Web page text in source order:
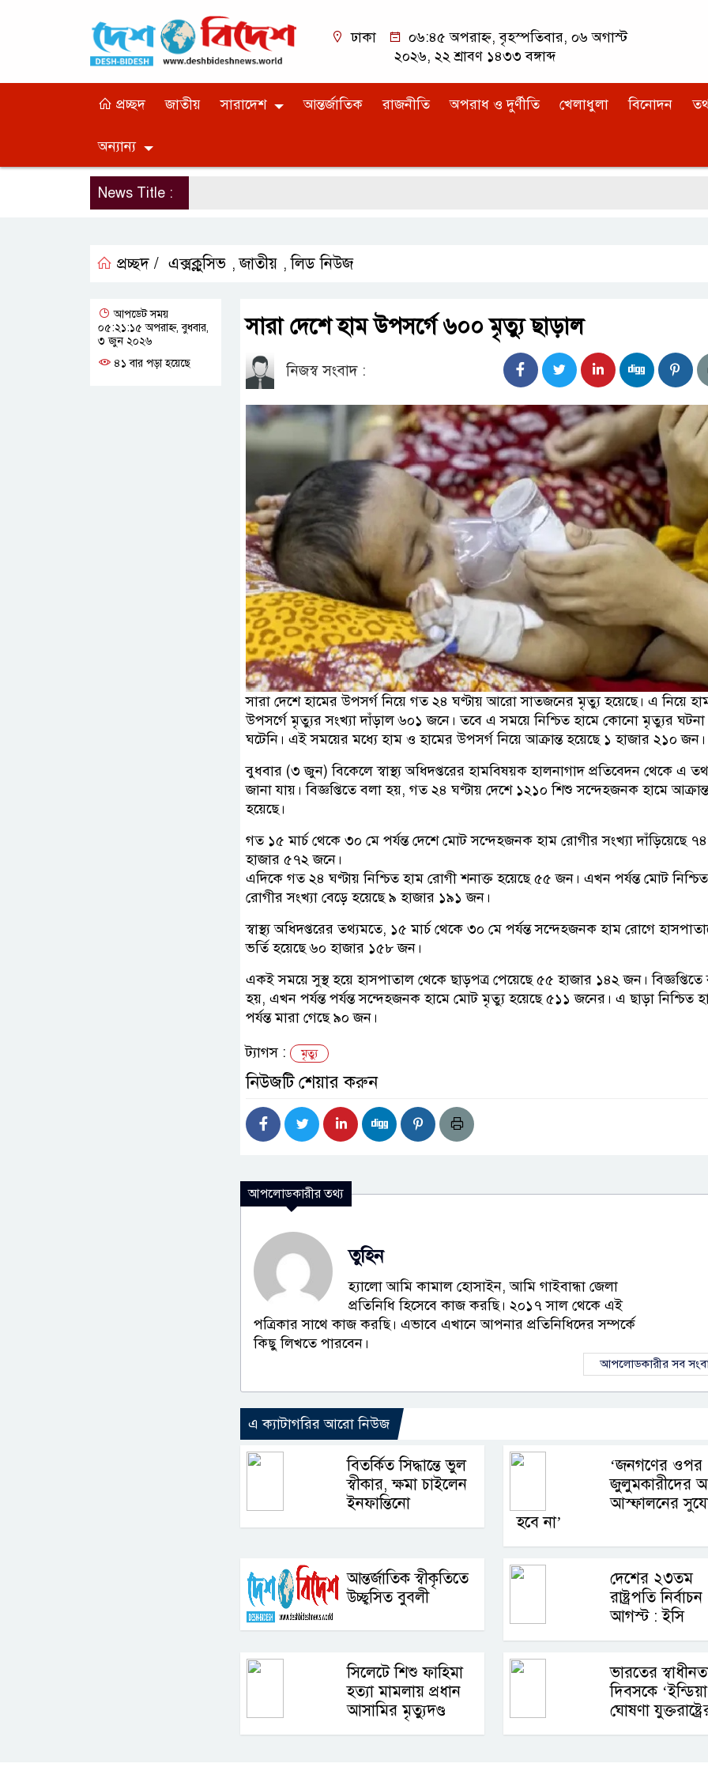
ঢাকা
০৬:৪৫ অপরাহ্ন, বৃহস্পতিবার, ০৬ অগাস্ট
২০২৬, ২২ শ্রাবণ ১৪৩৩ বঙ্গাব্দ
প্রচ্ছদ জাতীয় সারাদেশ আন্তর্জাতিক রাজনীতি অপরাধ ও দুর্ণীতি খেলাধুলা বিনোদন
অন্যান্য
News Title :
প্রচ্ছদ / এক্সক্লুসিভ ,জাতীয় ,লিড নিউজ
সারা দেশে হাম উপসর্গে ৬০০ মৃত্যু ছাড়াল
নিজস্ব সংবাদ :
সারা দেশে হামের উপসর্গ নিয়ে গত ২৪ ঘণ্টায় আরো সাতজনের মৃত্যু হয়েছে। এ নিয়ে
উপসর্গে মৃত্যুর সংখ্যা দাঁড়াল ৬০১ জনে। তবে এ সময়ে নিশ্চিত হামে কোনো মৃত্যুর ঘটনা
ঘটেনি। এই সময়ের মধ্যে হাম ও হামের উপসর্গ নিয়ে আক্রান্ত হয়েছে ১ হাজার ২১০ জন।
বুধবার (৩ জুন) বিকেলে স্বাস্থ্য অধিদপ্তরের হামবিষয়ক হালনাগাদ প্রতিবেদন থেকে এ
জানা যায়। বিজ্ঞপ্তিতে বলা হয়, গত ২৪ ঘণ্টায় দেশে ১২১০ শিশু সন্দেহজনক হামে আক্রান্ত
হয়েছে।
গত ১৫ মার্চ থেকে ৩০ মে পর্যন্ত দেশে মোট সন্দেহজনক হাম রোগীর সংখ্যা দাঁড়িয়েছে ৭৪
হাজার ৫৭২ জনে।
এদিকে গত ২৪ ঘণ্টায় নিশ্চিত হাম রোগী শনাক্ত হয়েছে ৫৫ জন। এখন পর্যন্ত মোট
রোগীর সংখ্যা বেড়ে হয়েছে ৯ হাজার ১৯১ জন।
স্বাস্থ্য অধিদপ্তরের তথ্যমতে, ১৫ মার্চ থেকে ৩০ মে পর্যন্ত সন্দেহজনক হাম রোগে
ভর্তি হয়েছে ৬০ হাজার ১৫৮ জন।
একই সময়ে সুস্থ হয়ে হাসপাতাল থেকে ছাড়পত্র পেয়েছে ৫৫ হাজার ১৪২ জন। বিজ্ঞপ্তিতে
হয়, এখন পর্যন্ত পর্যন্ত সন্দেহজনক হামে মোট মৃত্যু হয়েছে ৫১১ জনের। এ ছাড়া নিশ্চিত
পর্যন্ত মারা গেছে ৯০ জন।
ট্যাগস :
মৃত্যু
নিউজটি শেয়ার করুন
আপলোডকারীর তথ্য
তুহিন
হ্যালো আমি কামাল হোসাইন, আমি গাইবান্ধা জেলা
প্রতিনিধি হিসেবে কাজ করছি। ২০১৭ সাল থেকে এই
পত্রিকার সাথে কাজ করছি। এভাবে এখানে আপনার প্রতিনিধিদের সম্পর্কে
কিছু লিখতে পারবেন।
আপলোডকারীর সব
এ ক্যাটাগরির আরো নিউজ
বিতর্কিত সিদ্ধান্তে ভুল
স্বীকার, ক্ষমা চাইলেন
ইনফান্তিনো
‘জনগণের ওপর
জুলুমকারীদের
আস্ফালনের
হবে না’
আন্তর্জাতিক স্বীকৃতিতে
উচ্ছ্বসিত বুবলী
দেশের ২৩তম
রাষ্ট্রপতি
আগস্ট : ইসি
সিলেটে শিশু ফাহিমা
হত্যা মামলায় প্রধান
আসামির মৃত্যুদণ্ড
ভারতের
দিবসকে
ঘোষণা
আপডেট সময়
০৫:২১:১৫ অপরাহ্ন, বুধবার,
৩ জুন ২০২৬
৪১ বার পড়া হয়েছে